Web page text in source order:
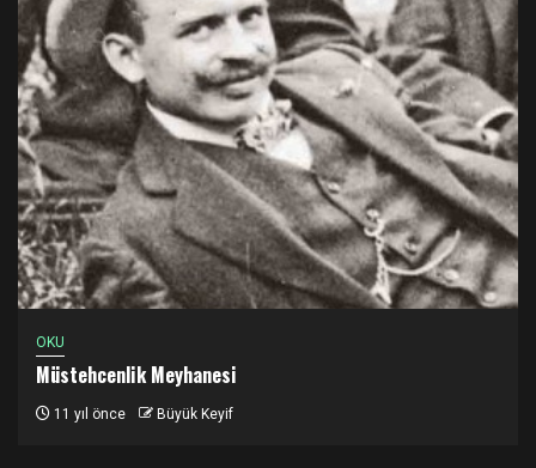
OKU
Müstehcenlik Meyhanesi
11 yıl önce Büyük Keyif